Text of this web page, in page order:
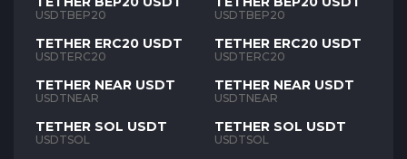
USDTBEP20
TETHER ERC20 USDT
USDTERC20
TETHER NEAR USDT
USDTNEAR
TETHER SOL USDT
USDTSOL
USDTBEP20
TETHER ERC20 USDT
USDTERC20
TETHER NEAR USDT
USDTNEAR
TETHER SOL USDT
USDTSOL